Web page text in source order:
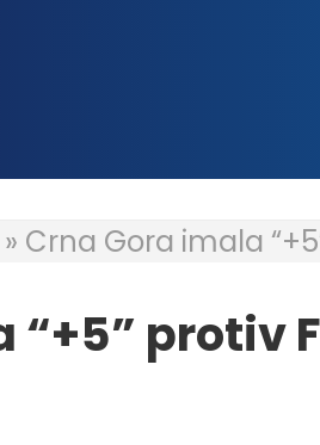
» Crna Gora imala
“+5” protiv